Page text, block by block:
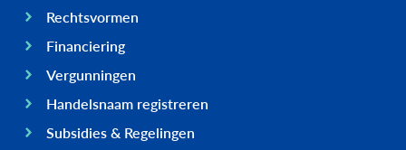
Rechtsvormen
Financiering
Vergunningen
Handelsnaam registreren
Subsidies & Regelingen